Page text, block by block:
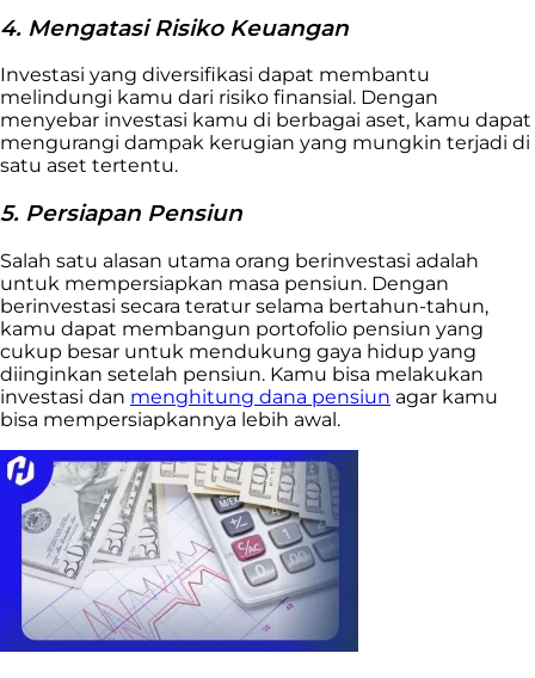
4. Mengatasi Risiko Keuangan
Investasi yang diversifikasi dapat membantu
melindungi kamu dari risiko finansial. Dengan
menyebar investasi kamu di berbagai aset, kamu dapat
mengurangi dampak kerugian yang mungkin terjadi di
satu aset tertentu.
5. Persiapan Pensiun
Salah satu alasan utama orang berinvestasi adalah
untuk mempersiapkan masa pensiun. Dengan
berinvestasi secara teratur selama bertahun-tahun,
kamu dapat membangun portofolio pensiun yang
cukup besar untuk mendukung gaya hidup yang
diinginkan setelah pensiun. Kamu bisa melakukan
investasi dan menghitung dana pensiun agar kamu
bisa mempersiapkannya lebih awal.